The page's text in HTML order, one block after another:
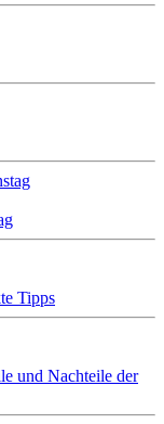
Tipps
und Nachteile der